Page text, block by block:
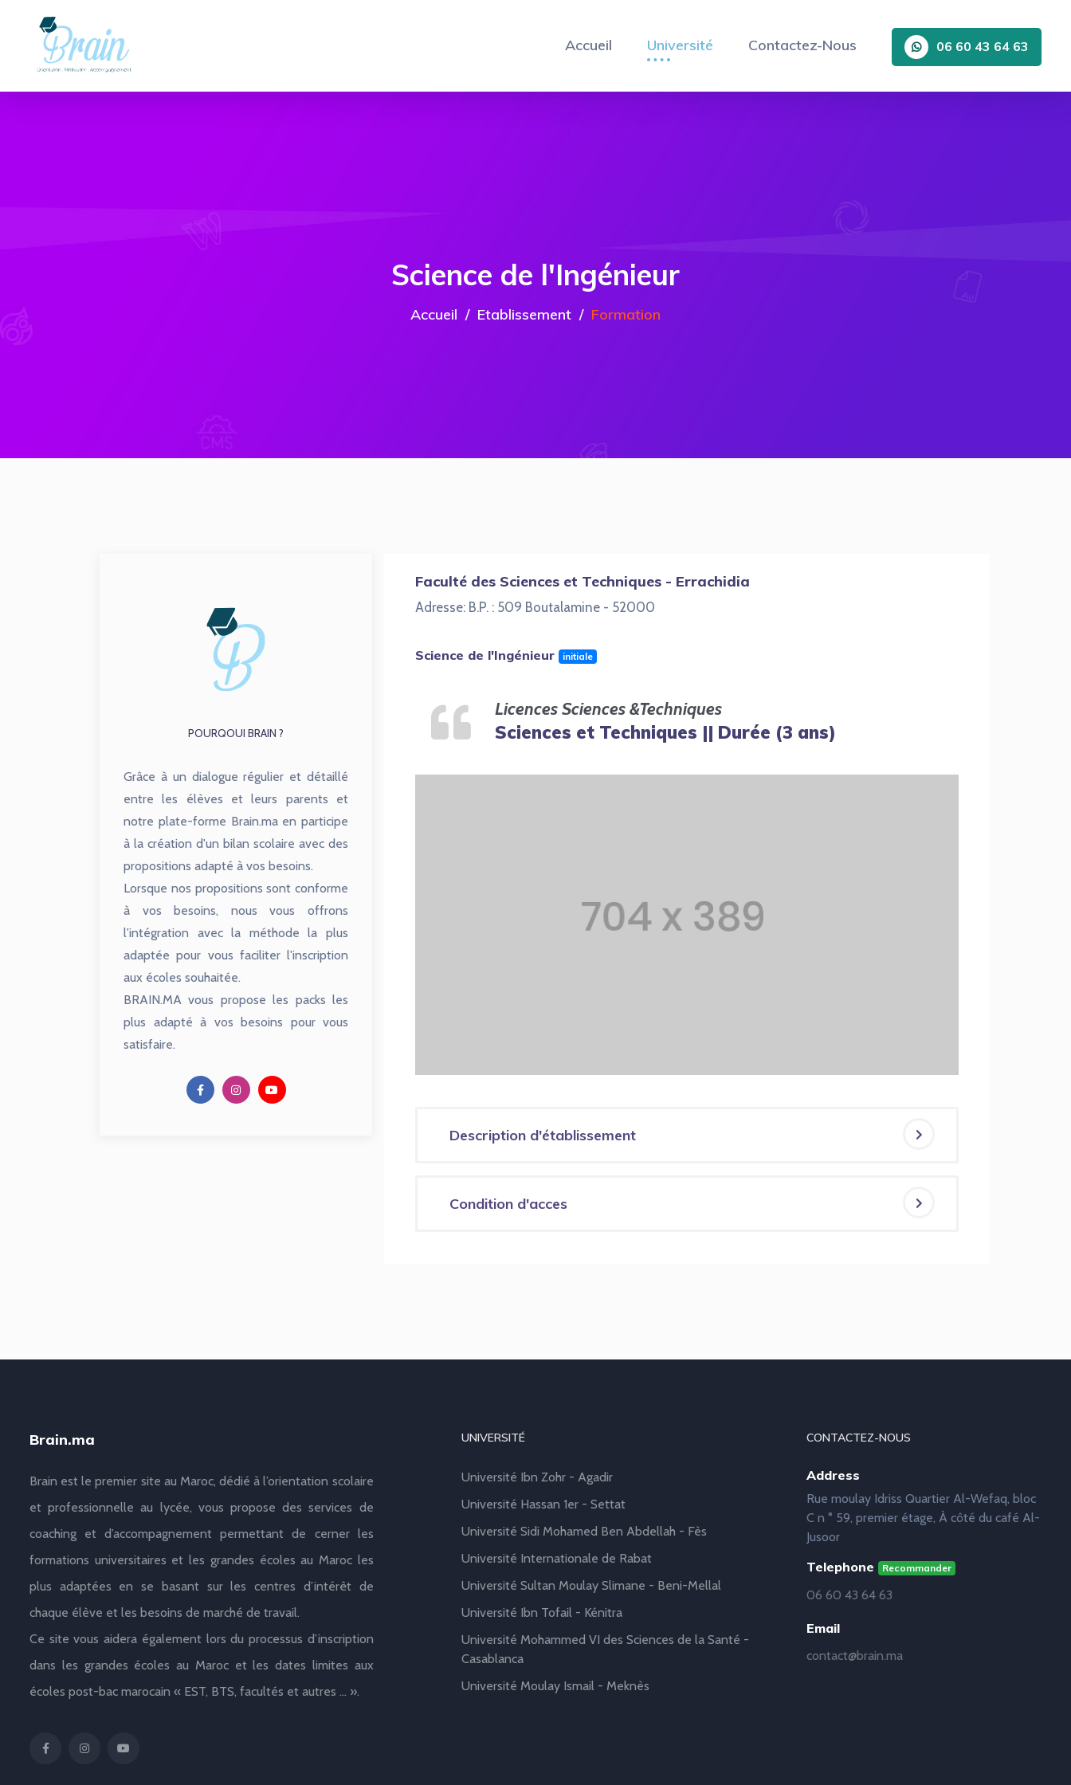
Accueil Université Contactez-Nous 06 60 43 64 63
Science de l'Ingénieur
Accueil Etablissement Formation
POURQOUI BRAIN ?
Grâce à un dialogue régulier et détaillé
entre les élèves et leurs parents et
notre plate-forme Brain.ma en participe
à la création d'un bilan scolaire avec des
propositions adapté à vos besoins.
Lorsque nos propositions sont conforme
à vos besoins, nous vous offrons
l'intégration avec la méthode la plus
adaptée pour vous faciliter l'inscription
aux écoles souhaitée.
BRAIN.MA vous propose les packs les
plus adapté à vos besoins pour vous
satisfaire.
Faculté des Sciences et Techniques - Errachidia
Adresse: B.P. : 509 Boutalamine - 52000
Science de l'Ingénieur initiale
Licences Sciences &Techniques
Sciences et Techniques || Durée (3 ans)
Description d'établissement
Condition d'acces
Brain.ma
Brain est le premier site au Maroc, dédié à l’orientation scolaire
et professionnelle au lycée, vous propose des services de
coaching et d’accompagnement permettant de cerner les
formations universitaires et les grandes écoles au Maroc les
plus adaptées en se basant sur les centres d’intérêt de
chaque élève et les besoins de marché de travail.
Ce site vous aidera également lors du processus d’inscription
dans les grandes écoles au Maroc et les dates limites aux
écoles post-bac marocain « EST, BTS, facultés et autres … ».
UNIVERSITÉ
Université Ibn Zohr - Agadir
Université Hassan 1er - Settat
Université Sidi Mohamed Ben Abdellah - Fès
Université Internationale de Rabat
Université Sultan Moulay Slimane - Beni-Mellal
Université Ibn Tofail - Kénitra
Université Mohammed VI des Sciences de la Santé -
Casablanca
Université Moulay Ismail - Meknès
CONTACTEZ-NOUS
Address
Rue moulay Idriss Quartier Al-Wefaq, bloc
C n ° 59, premier étage, À côté du café Al-
Jusoor
Telephone Recommander
06 60 43 64 63
Email
contact@brain.ma